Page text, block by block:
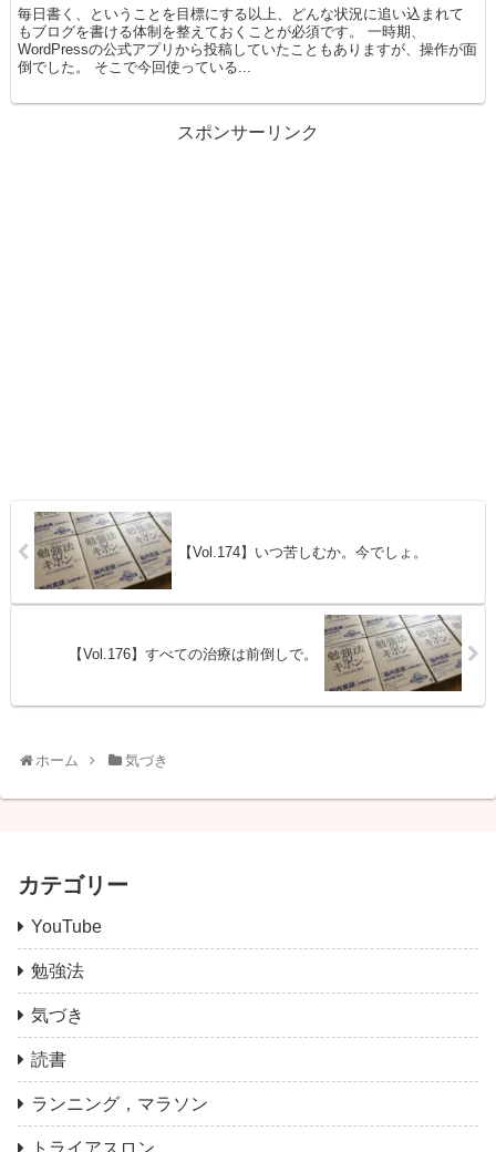
毎日書く、ということを目標にする以上、どんな状況に追い込まれて
もブログを書ける体制を整えておくことが必須です。 一時期、
WordPressの公式アプリから投稿していたこともありますが、操作が面
倒でした。 そこで今回使っている...
スポンサーリンク
【Vol.174】いつ苦しむか。今でしょ。
【Vol.176】すべての治療は前倒しで。
ホーム 気づき
カテゴリー
YouTube
勉強法
気づき
読書
ランニング，マラソン